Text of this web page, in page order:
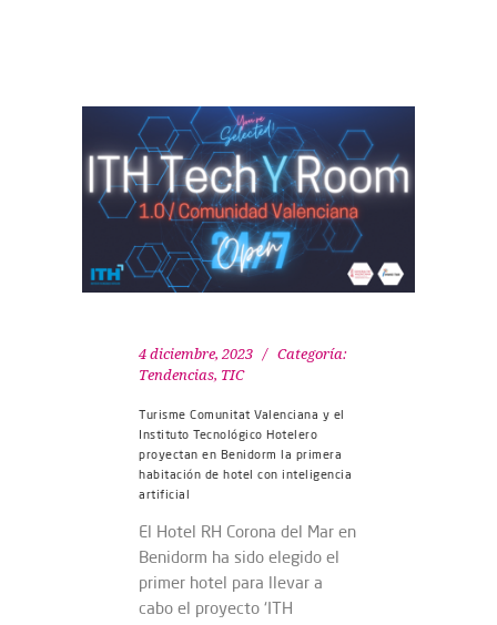
4 diciembre, 2023
Categoría:
Tendencias, TIC
Turisme Comunitat Valenciana y el
Instituto Tecnológico Hotelero
proyectan en Benidorm la primera
habitación de hotel con inteligencia
artificial
El Hotel RH Corona del Mar en
Benidorm ha sido elegido el
primer hotel para llevar a
cabo el proyecto ‘ITH